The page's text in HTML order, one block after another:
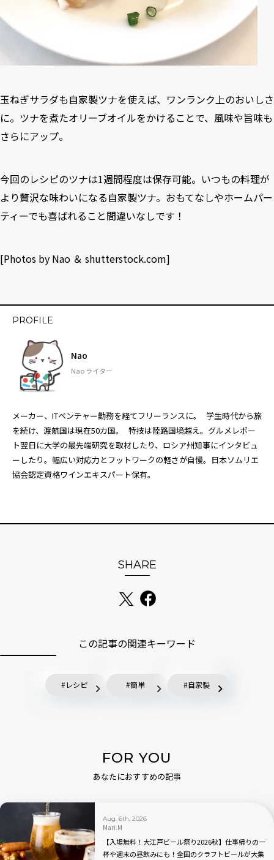
玉ねぎサラダも自家製ツナを使えば、ワンランク上のおいしさ
に。ツナを煮たオリーブオイルをかけることで、風味や旨味も
さらにアップ。
今回のレシピのツナは1週間程度は保存可能。いつもの料理が
より贅沢な味わいになる自家製ツナ。おもてなしやホームパー
ティーでも喜ばれること間違いなしです！
[Photos by Nao ＆ shutterstock.com]
PROFILE
Nao
Nao ライター
メーカー、ITベンチャー勤務を経てフリーランスに。 学生時代から旅
を続け、渡航国は現在50カ国。 特技は陸路国境越え。グルメレポー
ト翌日に大学の最先端研究を取材したり、ロシア州知事にインタビュ
ーしたり。幅広い対応力とフットワークの軽さが自慢。日本ソムリエ
協会認定資格ワインエキスパート保有。
SHARE
この記事の関連キーワード
レシピ 簡単 自家製
FOR YOU
あなたにおすすめの記事
Aug. 6th, 2026
Mari.M
【入場無料！大江戸ビール祭り2026秋】仕事帰りの一
杯や週末の昼飲みにも！全国のクラフトビールが大集